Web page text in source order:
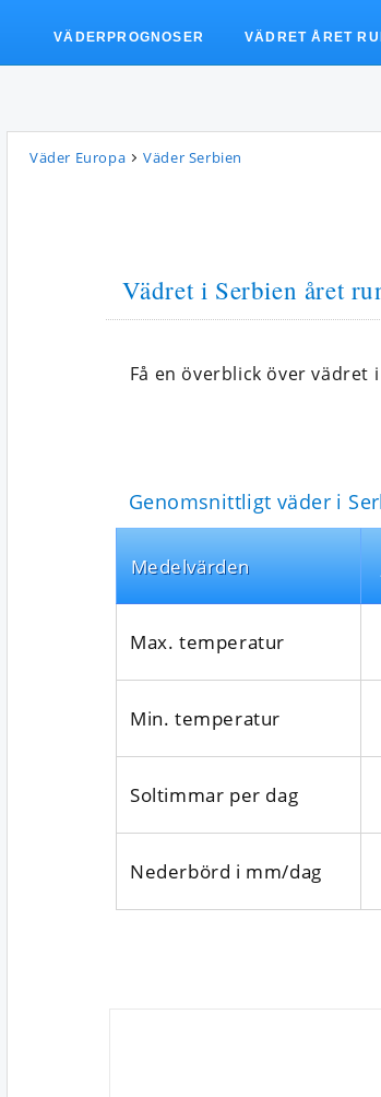
Väder Europa Väder Serbien
Vädret i Serbien året
Få en överblick över
Genomsnittligt väder i
Medel­värden
Max. temperatur
Min. temperatur
Soltimmar per dag
Nederbörd i mm/dag
VÄDERPROGNOSER VÄDRET ÅRET